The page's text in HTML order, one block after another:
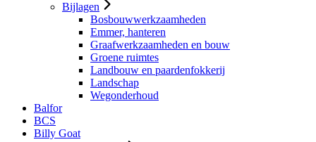
Bijlagen
Bosbouwwerkzaamheden
Emmer, hanteren
Graafwerkzaamheden en bouw
Groene ruimtes
Landbouw en paardenfokkerij
Landschap
Wegonderhoud
Balfor
BCS
Billy Goat